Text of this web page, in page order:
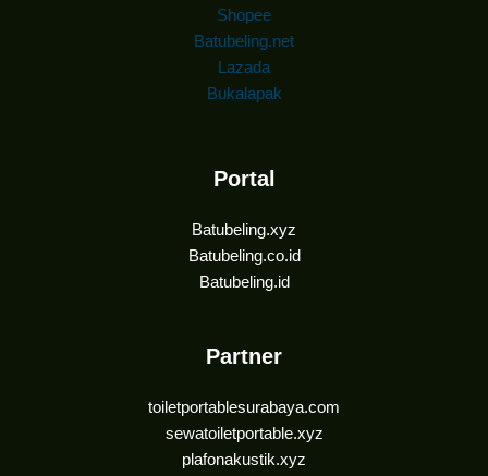
Shopee
Batubeling.net
Lazada
Bukalapak
Portal
Batubeling.xyz
Batubeling.co.id
Batubeling.id
Partner
toiletportablesurabaya.com
sewatoiletportable.xyz
plafonakustik.xyz